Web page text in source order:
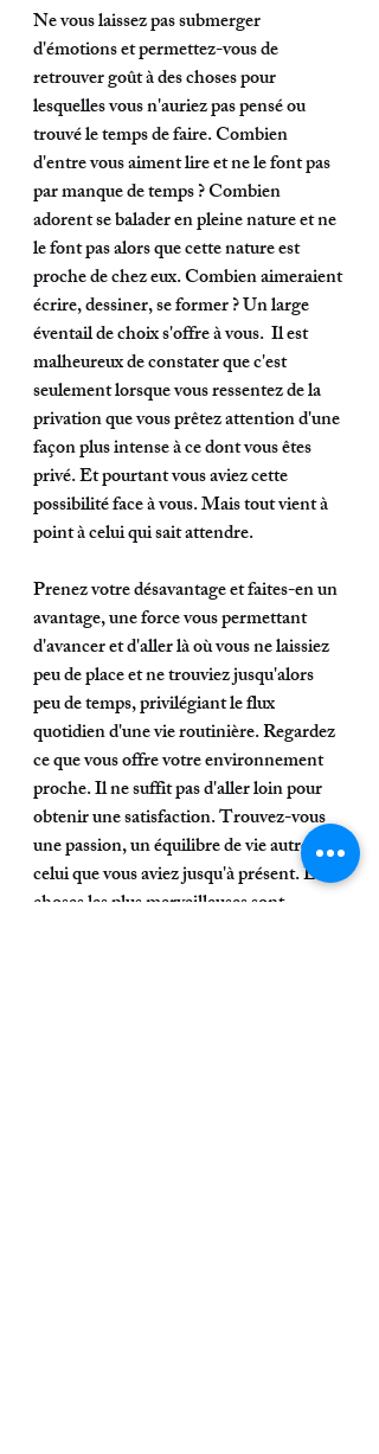
Ne vous laissez pas submerger
d'émotions et permettez-vous de
retrouver goût à des choses pour
lesquelles vous n'auriez pas pensé ou
trouvé le temps de faire. Combien
d'entre vous aiment lire et ne le font pas
par manque de temps ? Combien
adorent se balader en pleine nature et ne
le font pas alors que cette nature est
proche de chez eux. Combien aimeraient
écrire, dessiner, se former ? Un large
éventail de choix s'offre à vous.  Il est
malheureux de constater que c'est
seulement lorsque vous ressentez de la
privation que vous prêtez attention d'une
façon plus intense à ce dont vous êtes
privé. Et pourtant vous aviez cette
possibilité face à vous. Mais tout vient à
point à celui qui sait attendre.
Prenez votre désavantage et faites-en un
avantage, une force vous permettant
d'avancer et d'aller là où vous ne laissiez
peu de place et ne trouviez jusqu'alors
peu de temps, privilégiant le flux
quotidien d'une vie routinière. Regardez
ce que vous offre votre environnement
proche. Il ne suffit pas d'aller loin pour
obtenir une satisfaction. Trouvez-vous
une passion, un équilibre de vie autre que
celui que vous aviez jusqu'à présent. Les
choses les plus merveilleuses sont